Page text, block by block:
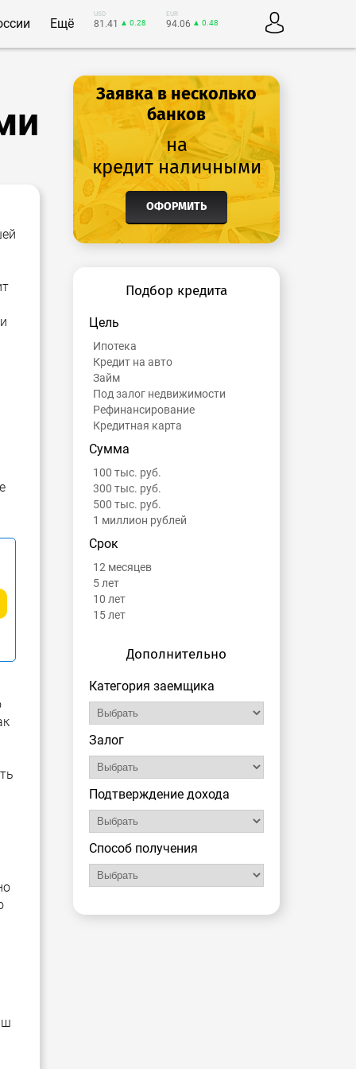
Ещё
USD
81.41 ▲ 0.28
EUR
94.06 ▲ 0.48
Заявка в несколько
банков
на
кредит наличными
ОФОРМИТЬ
Подбор кредита
Цель
Ипотека
Кредит на авто
Займ
Под залог недвижимости
Рефинансирование
Кредитная карта
Сумма
100 тыс. руб.
300 тыс. руб.
500 тыс. руб.
1 миллион рублей
Срок
12 месяцев
5 лет
10 лет
15 лет
Дополнительно
Категория заемщика
Залог
Подтверждение дохода
Способ получения